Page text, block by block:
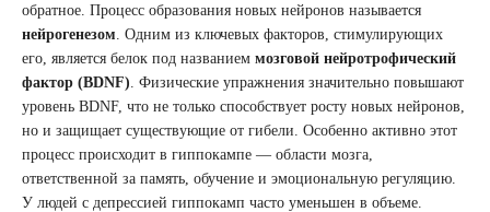
обратное. Процесс образования новых нейронов называется
нейрогенезом . Одним из ключевых факторов, стимулирующих
его, является белок под названием мозговой нейротрофический
фактор (BDNF) . Физические упражнения значительно повышают
уровень BDNF, что не только способствует росту новых нейронов,
но и защищает существующие от гибели. Особенно активно этот
процесс происходит в гиппокампе — области мозга,
ответственной за память, обучение и эмоциональную регуляцию.
У людей с депрессией гиппокамп часто уменьшен в объеме.